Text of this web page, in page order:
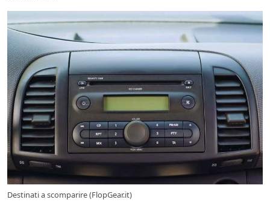
Destinati a scomparire (FlopGear.it)